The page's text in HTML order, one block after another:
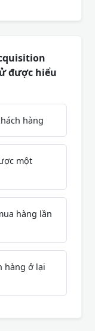
được hiểu
hàng
một
hàng lần
hàng ở lại